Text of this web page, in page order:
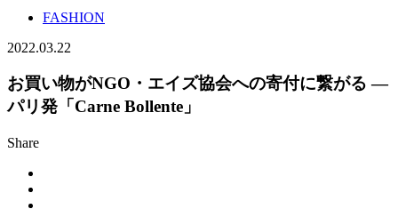
FASHION
2022.03.22
お買い物がNGO・エイズ協会への寄付に繋がる ―
パリ発「Carne Bollente」
Share